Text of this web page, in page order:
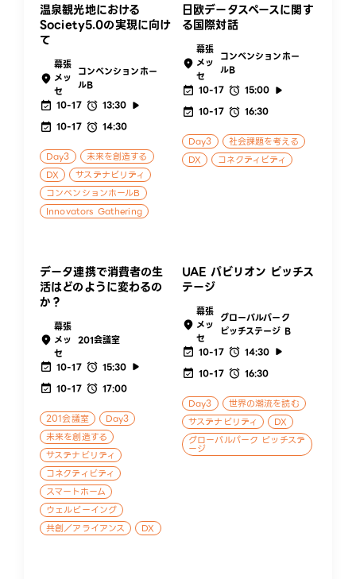
温泉観光地における
Society5.0の実現に向け
て
幕張
メッ
セ
コンベンションホー
ルB
10-17
13:30
10-17
14:30
Day3
未来を創造する
DX
サステナビリティ
コンベンションホールB
Innovators Gathering
日欧データスペースに関す
る国際対話
幕張
メッ
セ
コンベンションホー
ルB
10-17
15:00
10-17
16:30
Day3
社会課題を考える
DX
コネクティビティ
データ連携で消費者の生
活はどのように変わるの
か？
幕張
メッ
セ
201会議室
10-17
15:30
10-17
17:00
201会議室
Day3
未来を創造する
サステナビリティ
コネクティビティ
スマートホーム
ウェルビーイング
共創／アライアンス
DX
UAE パビリオン ピッチス
テージ
幕張
メッ
セ
グローバルパーク
ピッチステージ B
10-17
14:30
10-17
16:30
Day3
世界の潮流を読む
サステナビリティ
DX
グローバルパーク ピッチステ
ージ